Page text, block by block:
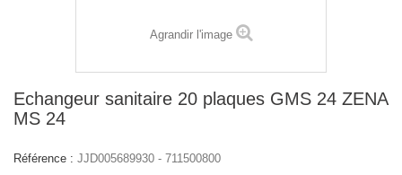
Agrandir l'image
Echangeur sanitaire 20 plaques GMS 24 ZENA
MS 24
Référence : JJD005689930 - 711500800